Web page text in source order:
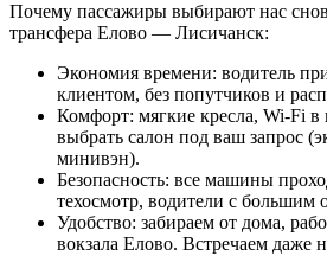
Почему пассажиры выбирают нас
трансфера Елово — Лисичанск:
Экономия времени: водитель
клиентом, без попутчиков и
Комфорт: мягкие кресла, Wi-Fi в
выбрать салон под ваш запрос
минивэн).
Безопасность: все машины
техосмотр, водители с большим
Удобство: забираем от дома,
вокзала Елово. Встречаем даже